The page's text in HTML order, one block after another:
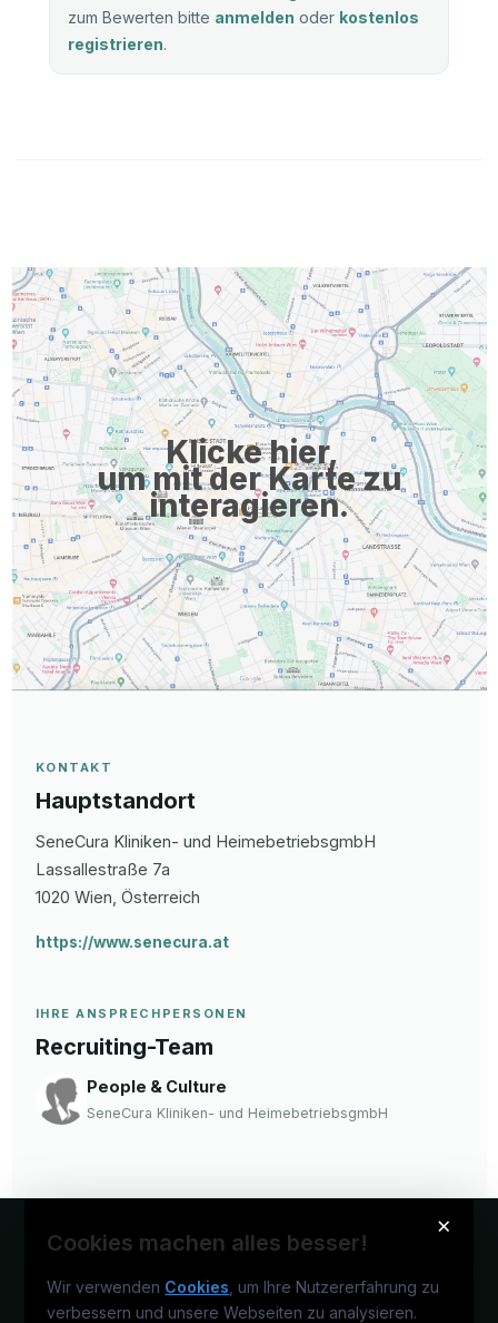
zum Bewerten bitte anmelden oder kostenlos
registrieren.
Klicke hier,
um mit der Karte zu
interagieren.
KONTAKT
Hauptstandort
SeneCura Kliniken- und HeimebetriebsgmbH
Lassallestraße 7a
1020 Wien , Österreich
https://www.senecura.at
IHRE ANSPRECHPERSONEN
Recruiting-Team
People & Culture
SeneCura Kliniken- und HeimebetriebsgmbH
×
Cookies machen alles besser!
Wir verwenden Cookies , um Ihre Nutzererfahrung zu
verbessern und unsere Webseiten zu analysieren.